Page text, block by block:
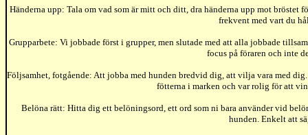
Händerna upp: Tala om vad som är mitt och ditt, dra händerna upp mot
frekvent med vart du
Grupparbete: Vi jobbade först i grupper, men slutade med att alla jobbade
focus på föraren och inte
Följsamhet, fotgående: Att jobba med hunden bredvid dig, att vilja vara med
fötterna i marken och var rolig för att
Belöna rätt: Hitta dig ett belöningsord, ett ord som ni bara använder vid
hunden. Enkelt att